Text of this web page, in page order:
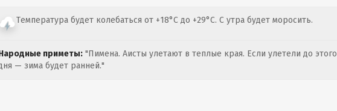
Температура будет колебаться от +18°C до +29°C. С утра будет моросить.
приметы: "Пимена. Аисты улетают в теплые края. Если улетели до этого
— зима будет ранней."